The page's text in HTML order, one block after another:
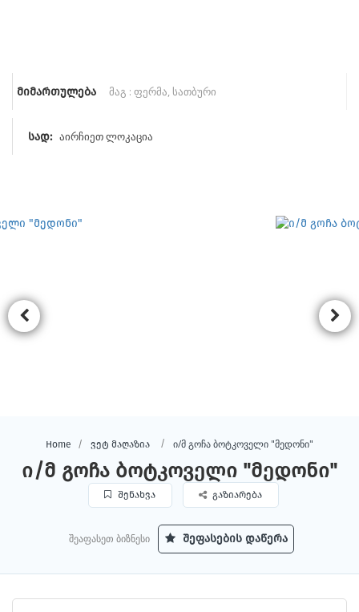
მიმართულება
სად: აირჩიეთ ლოკაცია
Home ვეტ მაღაზია ი/მ გოჩა ბოტკოველი "მედონი"
ი/მ გოჩა ბოტკოველი "მედონი"
შენახვა გაზიარება
შეაფასეთ ბიზნესი შეფასების დაწერა